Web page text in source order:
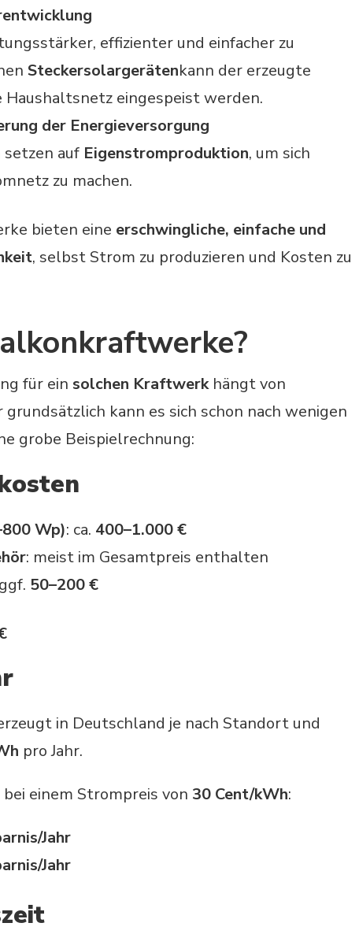
effizienter und einfacher zu
Steckersolargerätenkann der erzeugte
eingespeist werden.
der Energieversorgung
auf Eigenstromproduktion, um sich
zu machen.
bieten eine erschwingliche, einfache und
, selbst Strom zu produzieren und Kosten zu
für ein solchen Kraftwerkhängt von
kann es sich schon nach wenigen
grobe Beispielrechnung:
Wp): ca. 400–1.000 €
: meist im Gesamtpreis enthalten
50–200 €
in Deutschland je nach Standort und
pro Jahr.
bei einem Strompreis von 30 Cent/kWh:
Jahr
Jahr